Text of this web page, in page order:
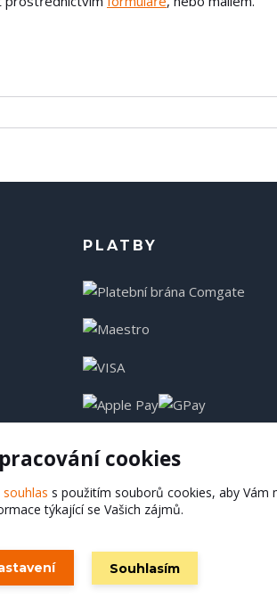
PLATBY
Hadladla.cz
cookies
souhlas s použitím souborů cookies, aby Vám
týkající se Vašich zájmů.
Souhlasím